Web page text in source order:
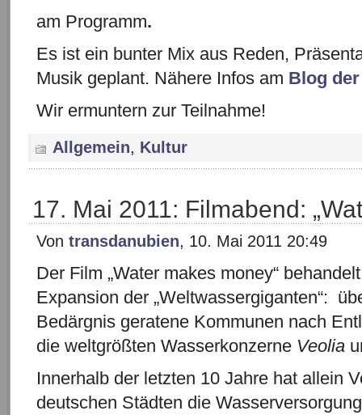
am Programm.
Es ist ein bunter Mix aus Reden,
Musik geplant. Nähere Infos am Blog
Wir ermuntern zur Teilnahme!
Allgemein, Kultur
17. Mai 2011: Filmabend:
Von transdanubien, 10. Mai 2011 20:49
Der Film „Water makes money“
Expansion der „Weltwassergiganten“:
Bedärgnis geratene Kommunen nach
die weltgrößten Wasserkonzerne Veolia
Innerhalb der letzten 10 Jahre hat allein
deutschen Städten die